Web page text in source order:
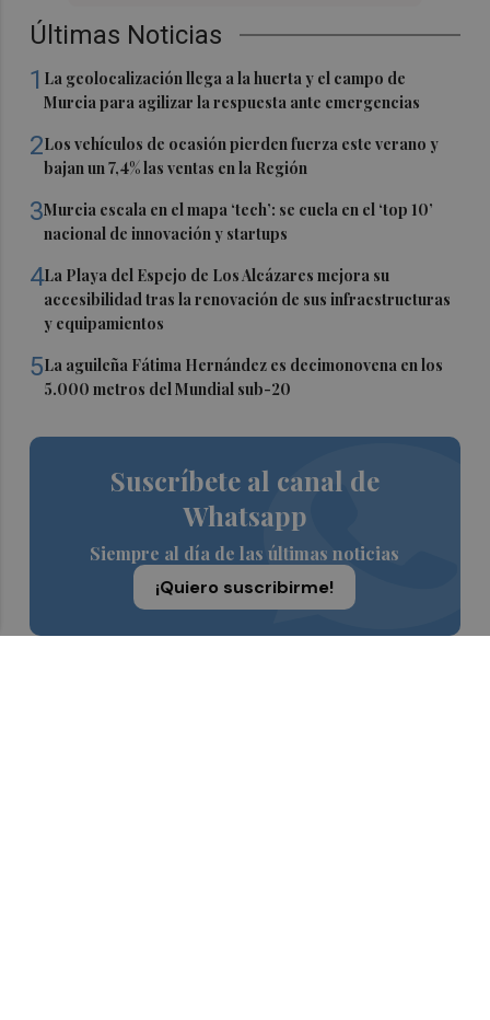
Últimas Noticias
1 La geolocalización llega a la huerta y el campo de
Murcia para agilizar la respuesta ante emergencias
2Los vehículos de ocasión pierden fuerza este verano y
bajan un 7,4% las ventas en la Región
3Murcia escala en el mapa ‘tech’: se cuela en el ‘top 10’
nacional de innovación y startups
4La Playa del Espejo de Los Alcázares mejora su
accesibilidad tras la renovación de sus infraestructuras
y equipamientos
5La aguileña Fátima Hernández es decimonovena en los
5.000 metros del Mundial sub-20
Suscríbete al canal de
Whatsapp
Siempre al día de las últimas noticias
¡Quiero suscribirme!